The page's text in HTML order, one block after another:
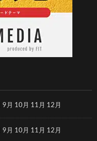
9月 10月 11月 12月
9月 10月 11月 12月